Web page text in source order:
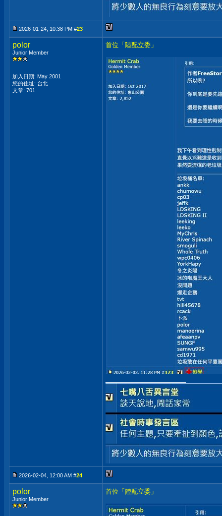
2026-01-24, 10:38 PM #23
polor
Junior Member
加入日期: May 2001
您的住址: 台北
文章: 701
首位「陸配立委」
2026-02-04, 12:00 AM #24
polor
Junior Member
首位「陸配立委」